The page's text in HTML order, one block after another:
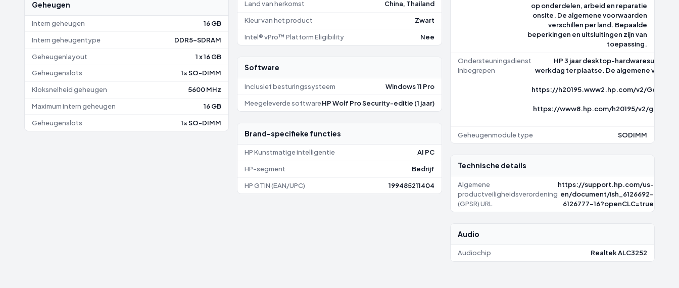
Geheugen
Intern geheugen 16 GB
Intern geheugentype DDR5-SDRAM
Geheugenlayout 1 x 16 GB
Geheugenslots 1x SO-DIMM
Kloksnelheid geheugen 5600 MHz
Maximum intern geheugen 16 GB
Geheugenslots 1x SO-DIMM
Land van herkomst China, Thailand
Kleur van het product Zwart
Intel® vPro™ Platform Eligibility Nee
Software
Inclusief besturingssysteem Windows 11 Pro
Meegeleverde softwareHP Wolf Pro Security-editie (1 jaar)
Brand-specifieke functies
HP Kunstmatige intelligentie AI PC
HP-segment Bedrijf
HP GTIN (EAN/UPC) 199485211404
op onderdelen, arbeid en reparatie
onsite. De algemene voorwaarden
verschillen per land. Bepaalde
beperkingen en uitsluitingen zijn van
toepassing.
Ondersteuningsdienst
inbegrepen
HP 3 jaar desktop-hardwaresupport
werkdag ter plaatse. De algemene
https://h20195.www2.hp.com/v2/
https://www8.hp.com/h20195/v2/
Geheugenmodule type SODIMM
Technische details
Algemene
productveiligheidsverordening
(GPSR) URL
https://support.hp.com/us-
en/document/ish_6126692-
6126777-16?openCLC=true
Audio
Audiochip Realtek ALC3252